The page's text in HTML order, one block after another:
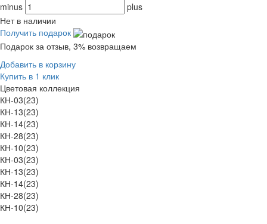
minus
plus
Нет в наличии
Получить подарок
Подарок за отзыв, 3% возвращаем
Добавить в корзину
Купить в 1 клик
Цветовая коллекция
КН-03(23)
КН-13(23)
КН-14(23)
КН-28(23)
КН-10(23)
КН-03(23)
КН-13(23)
КН-14(23)
КН-28(23)
КН-10(23)